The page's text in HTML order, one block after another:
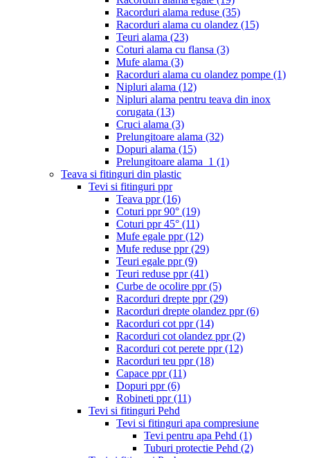
Racorduri alama reduse (35)
Racorduri alama cu olandez (15)
Teuri alama (23)
Coturi alama cu flansa (3)
Mufe alama (3)
Racorduri alama cu olandez pompe (1)
Nipluri alama (12)
Nipluri alama pentru teava din inox
corugata (13)
Cruci alama (3)
Prelungitoare alama (32)
Dopuri alama (15)
Prelungitoare alama_1 (1)
Teava si fitinguri din plastic
Tevi si fitinguri ppr
Teava ppr(16)
Coturi ppr 90° (19)
Coturi ppr 45° (11)
Mufe egale ppr(12)
Mufe reduse ppr(29)
Teuri egale ppr(9)
Teuri reduse ppr(41)
Curbe de ocolire ppr(5)
Racorduri drepte ppr(29)
Racorduri drepte olandez ppr(6)
Racorduri cot ppr(14)
Racorduri cot olandez ppr(2)
Racorduri cot perete ppr(12)
Racorduri teu ppr(18)
Capace ppr(11)
Dopuri ppr(6)
Robineti ppr(11)
Tevi si fitinguri Pehd
Tevi si fitinguri apa compresiune
Tevi pentru apa Pehd (1)
Tuburi protectie Pehd (2)